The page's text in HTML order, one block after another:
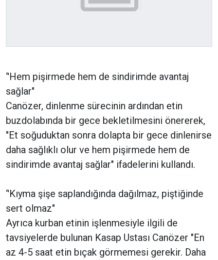
‘'Hem pişirmede hem de sindirimde avantaj
sağlar"
Canözer, dinlenme sürecinin ardından etin
buzdolabında bir gece bekletilmesini önererek,
"Et soğuduktan sonra dolapta bir gece dinlenirse
daha sağlıklı olur ve hem pişirmede hem de
sindirimde avantaj sağlar" ifadelerini kullandı.
‘'Kıyma şişe saplandığında dağılmaz, piştiğinde
sert olmaz"
Ayrıca kurban etinin işlenmesiyle ilgili de
tavsiyelerde bulunan Kasap Ustası Canözer "En
az 4-5 saat etin bıçak görmemesi gerekir. Daha